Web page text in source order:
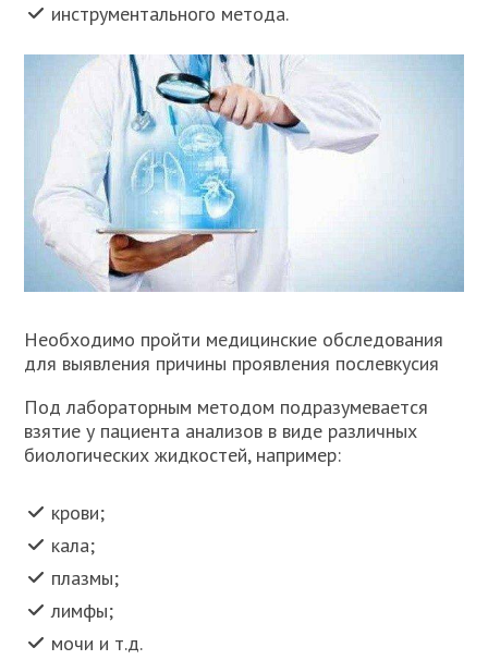
инструментального метода.
Необходимо пройти медицинские обследования
для выявления причины проявления послевкусия
Под лабораторным методом подразумевается
взятие у пациента анализов в виде различных
биологических жидкостей, например:
крови;
кала;
плазмы;
лимфы;
мочи и т.д.